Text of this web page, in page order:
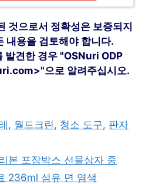
것으로서 정확성은 보증되지
내용을 검토해야 합니다.
발견한 경우 "OSNuri ODP
으로 알려주십시오.
, 월드크린 , 청소 도구, 판자
본 포장박스 선물상자 중
236ml 섬유 면 염색